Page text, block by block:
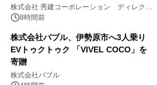
大興奮が今甦る
株式会社 秀建コーポレーション ディレクト
アートギャラリー
8時間前
株式会社バブル、伊勢原市へ3人乗り
EVトゥクトゥク 「VIVEL COCO」を
寄贈
株式会社バブル